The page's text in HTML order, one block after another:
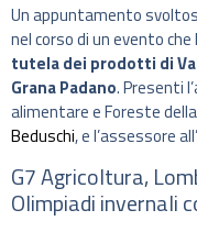
Un appuntamento
nel corso di un evento
tutela dei prodotti di
Grana Padano. Presenti
alimentare e Foreste della
Beduschi, e l’assessore
G7 Agricoltura,
Olimpiadi invernali